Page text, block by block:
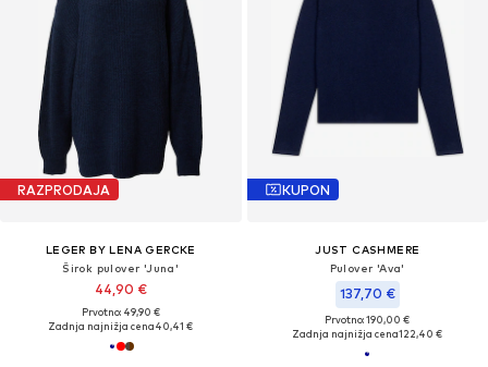
RAZPRODAJA
LEGER BY LENA GERCKE
Širok pulover 'Juna'
44,90 €
Prvotno: 49,90 €
Zadnja najnižja cena40,41 €
KUPON
JUST CASHMERE
Pulover 'Ava'
137,70 €
Prvotno: 190,00 €
Zadnja najnižja cena122,40 €